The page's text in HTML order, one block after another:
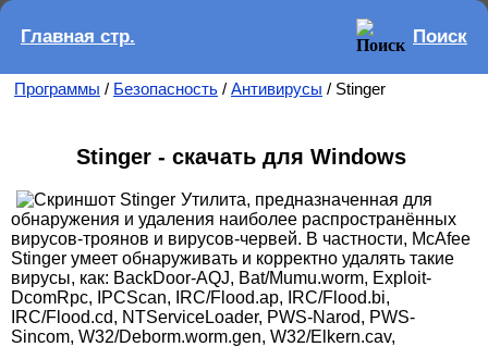
Главная стр. Поиск
Программы / Безопасность / Антивирусы / Stinger
Stinger - скачать для Windows
Утилита, предназначенная для
обнаружения и удаления наиболее распространённых
вирусов-троянов и вирусов-червей. В частности, McAfee
Stinger умеет обнаруживать и корректно удалять такие
вирусы, как: BackDoor-AQJ, Bat/Mumu.worm, Exploit-
DcomRpc, IPCScan, IRC/Flood.ap, IRC/Flood.bi,
IRC/Flood.cd, NTServiceLoader, PWS-Narod, PWS-
Sincom, W32/Deborm.worm.gen, W32/Elkern.cav,